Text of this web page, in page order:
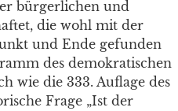
bürgerlichen und
die wohl mit der
und Ende gefunden
des demokratischen
wie die 333. Auflage des
Frage „Ist der